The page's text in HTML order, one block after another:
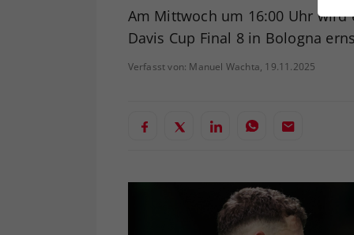
Am Mittwoch um 16:00 Uhr wird
Davis Cup Final 8 in Bologna
Verfasst von: Manuel Wachta, 19.11.2025